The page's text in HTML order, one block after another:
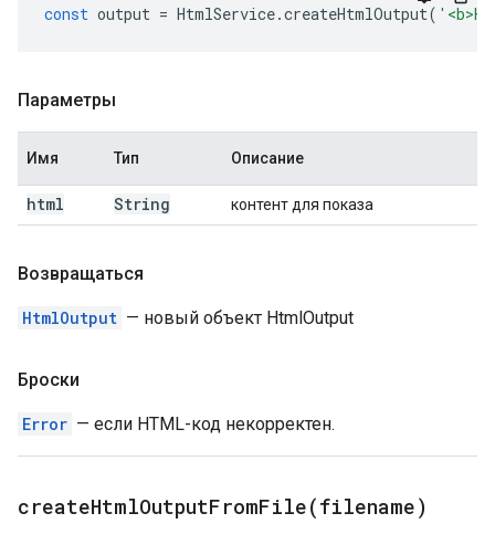
const output = HtmlService.createHtmlOutput(
Параметры
Имя Тип Описание
html String контент для показа
Возвращаться
HtmlOutput — новый объект HtmlOutput
Броски
Error — если HTML-код некорректен.
createHtmlOutputFromFile(filename)